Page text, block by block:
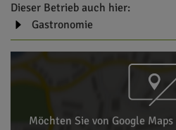
Dieser Betrieb auch hier:
Gastronomie
Möchten Sie von Google